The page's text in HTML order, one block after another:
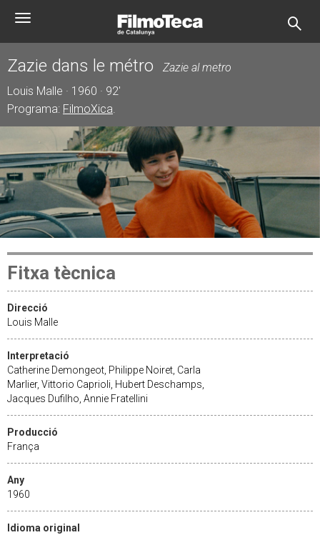
Toggle
Zazie dans le métro
Zazie al metro
Louis Malle · 1960 · 92'
Programa: FilmoXica.
Fitxa tècnica
Direcció
Louis Malle
Interpretació
Catherine Demongeot, Philippe Noiret, Carla
Marlier, Vittorio Caprioli, Hubert Deschamps,
Jacques Dufilho, Annie Fratellini
Producció
França
Any
1960
Idioma original